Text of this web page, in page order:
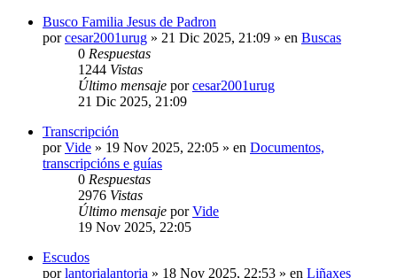
Busco Familia Jesus de Padron
porcesar2001urug » 21 Dic 2025, 21:09 » en Buscas
0 Respuestas
1244 Vistas
Último mensaje porcesar2001urug
21 Dic 2025, 21:09
Transcripción
porVide » 19 Nov 2025, 22:05 » en Documentos,
transcripcións e guías
0 Respuestas
2976 Vistas
Último mensaje porVide
19 Nov 2025, 22:05
Escudos
porlantorialantoria » 18 Nov 2025, 22:53 » en Liñaxes